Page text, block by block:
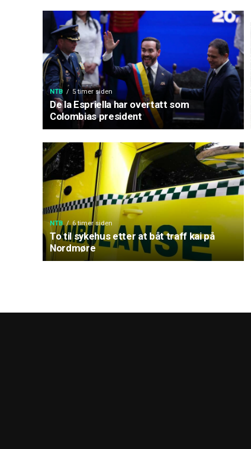
NTB 5 timer siden
De la Espriella har overtatt som
Colombias president
NTB 6 timer siden
To til sykehus etter at båt traff kai på
Nordmøre